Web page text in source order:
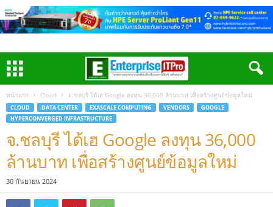
หน้าแรก Cloud จ.ชลบุรี ได้เฮ Google ลงทุน 36,000 ล้านบาท เพื่อสร้างศูนย์ข้อมูลใหม่
CLOUD DATA CENTER EXASCALE COMPUTING VENDORS
GOOGLE
HYPERCONVERGED INFRASTRUCTURE
จ.ชลบุรี ได้เฮ Google ลงทุน 36,000
ล้านบาท เพื่อสร้างศูนย์ข้อมูลใหม่
30 กันยายน 2024